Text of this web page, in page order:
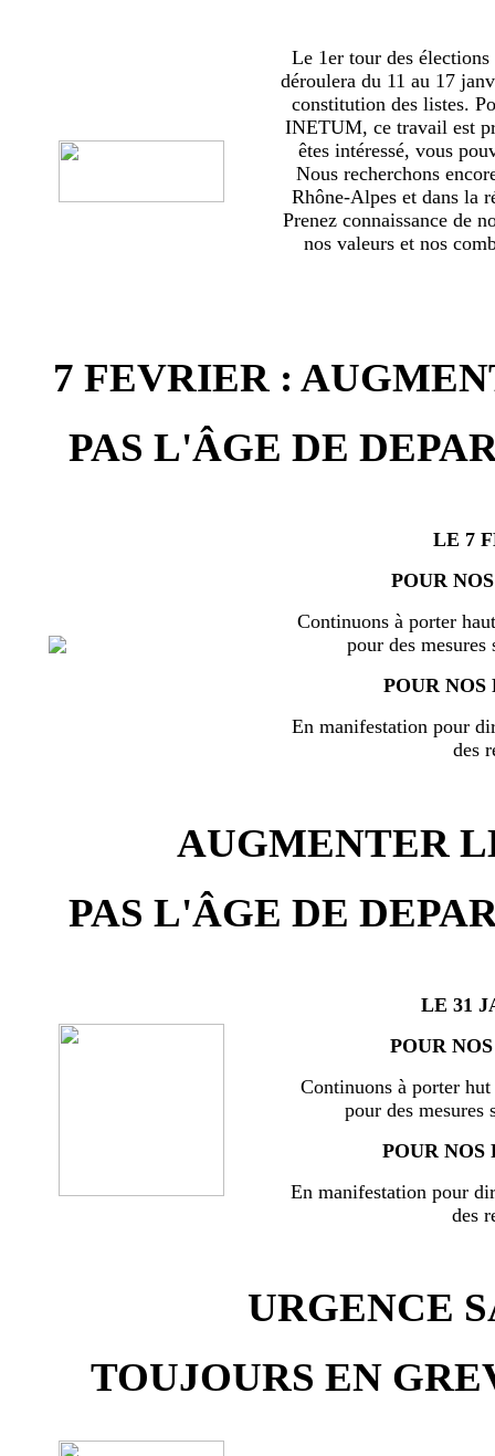
Le 1er tour des
déroulera du 11 au 17
constitution des listes.
INETUM, ce travail est
êtes intéressé, vous
Nous recherchons
Rhône-Alpes et dans la
Prenez connaissance de
nos valeurs et nos
7 FEVRIER :
PAS L'ÂGE DE
LE 7
POUR
Continuons à porter
pour des
POUR
En manifestation pour
des
AUGMENTER
PAS L'ÂGE DE
LE 31
POUR
Continuons à porter
pour des mesures
POUR NOS
En manifestation pour
des
URGENCE
TOUJOURS EN